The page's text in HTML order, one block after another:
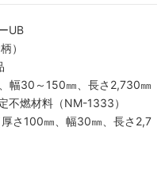
UB
）
幅30～150㎜、長さ2,730㎜
不燃材料（NM-1333）
さ100㎜、幅30㎜、長さ2,7